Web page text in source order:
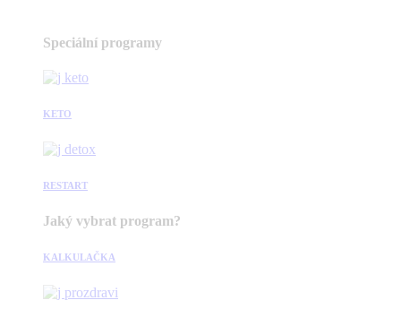
Speciální programy
KETO
RESTART
Jaký vybrat program?
KALKULAČKA